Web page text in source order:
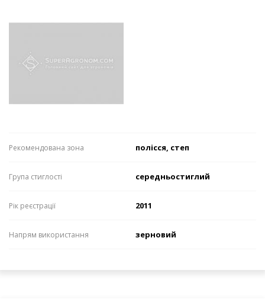
Рекомендована зона полісся, степ
Група стиглості середньостиглий
Рік реєстрації 2011
Напрям використання зерновий